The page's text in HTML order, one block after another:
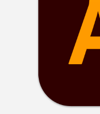
Doğu
Akademik